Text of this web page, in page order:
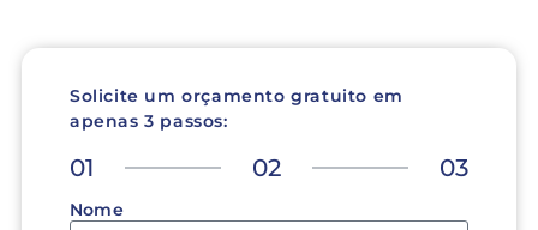
Solicite um orçamento gratuito em
apenas 3 passos:
01 02 03
Nome